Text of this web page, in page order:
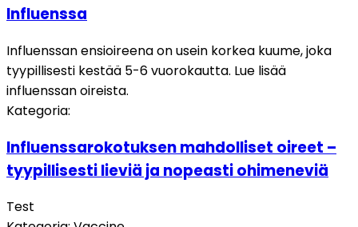
Influenssa
Influenssan ensioireena on usein korkea kuume, joka
tyypillisesti kestää 5-6 vuorokautta. Lue lisää
influenssan oireista.
Kategoria:
Influenssarokotuksen mahdolliset oireet –
tyypillisesti lieviä ja nopeasti ohimeneviä
Test